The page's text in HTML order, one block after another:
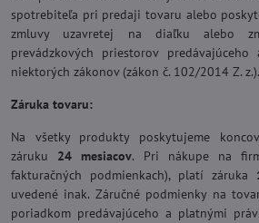
spotrebiteľa pri predaji tovaru alebo
zmluvy uzavretej na diaľku alebo
prevádzkových priestorov
niektorých zákonov (zákon č. 102/2014 Z. z.).
Záruka tovaru:
Na všetky produkty poskytujeme
záruku 24 mesiacov. Pri nákupe na
fakturačných podmienkach), platí záruka
uvedené inak. Záručné podmienky na
poriadkom predávajúceho a platnými